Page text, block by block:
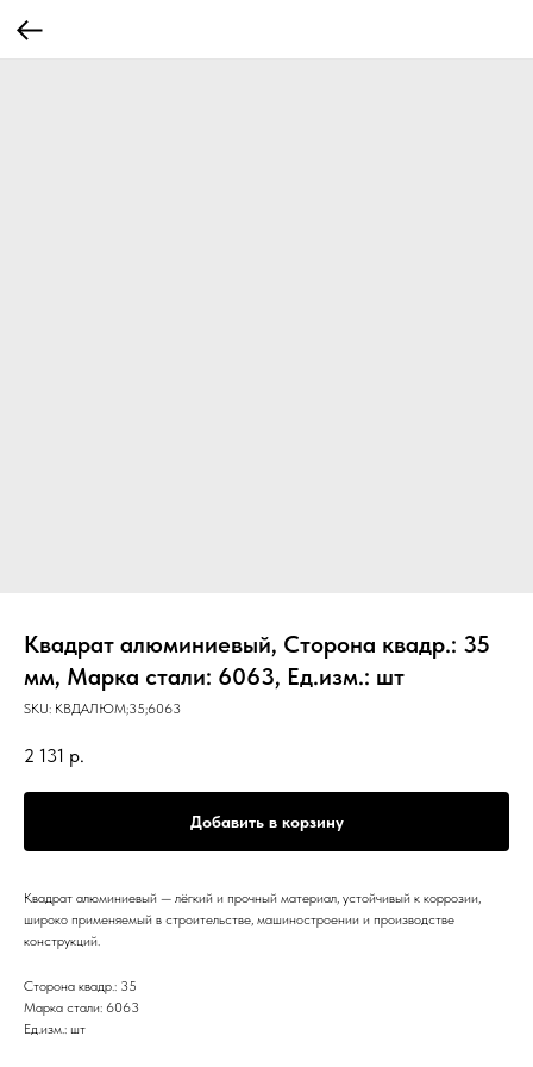
Квадрат алюминиевый, Сторона квадр.: 35
мм, Марка стали: 6063, Ед.изм.: шт
SKU: КВДАЛЮМ;35;6063
2 131 р.
Добавить в корзину
Квадрат алюминиевый — лёгкий и прочный материал, устойчивый к коррозии,
широко применяемый в строительстве, машиностроении и производстве
конструкций.
Сторона квадр.: 35
Марка стали: 6063
Ед.изм.: шт